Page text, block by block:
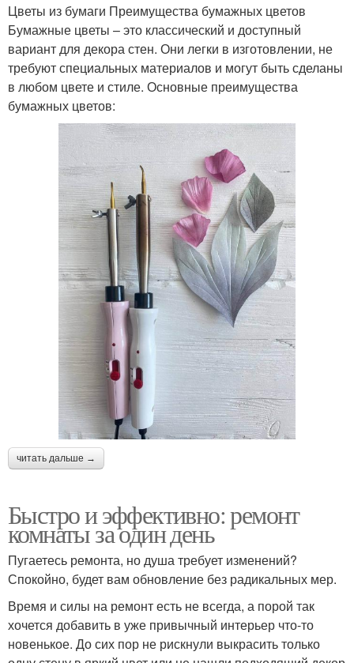
Цветы из бумаги Преимущества бумажных цветов
Бумажные цветы – это классический и доступный
вариант для декора стен. Они легки в изготовлении, не
требуют специальных материалов и могут быть сделаны
в любом цвете и стиле. Основные преимущества
бумажных цветов:
читать дальше →
Быстро и эффективно: ремонт
комнаты за один день
Пугаетесь ремонта, но душа требует изменений?
Спокойно, будет вам обновление без радикальных мер.
Время и силы на ремонт есть не всегда, а порой так
хочется добавить в уже привычный интерьер что-то
новенькое. До сих пор не рискнули выкрасить только